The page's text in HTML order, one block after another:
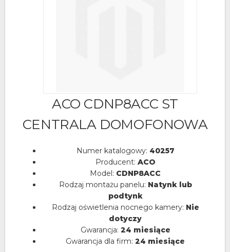
ACO CDNP8ACC ST
CENTRALA DOMOFONOWA
Numer katalogowy: 40257
Producent: ACO
Model: CDNP8ACC
Rodzaj montażu panelu: Natynk lub
podtynk
Rodzaj oświetlenia nocnego kamery: Nie
dotyczy
Gwarancja: 24 miesiące
Gwarancja dla firm: 24 miesiące